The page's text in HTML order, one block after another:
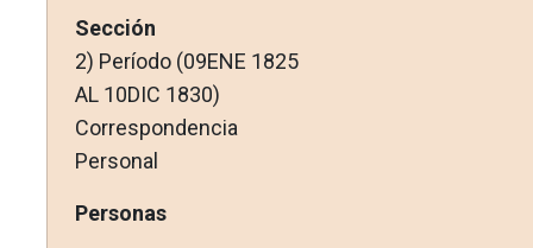
Sección
2) Período (09ENE 1825
AL 10DIC 1830)
Correspondencia
Personal
Personas